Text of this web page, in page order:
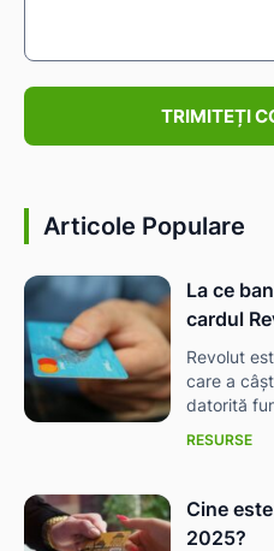
Articole Populare
La ce
cardul
Revolut
care a
datorită
RESURSE
Cine
2025?